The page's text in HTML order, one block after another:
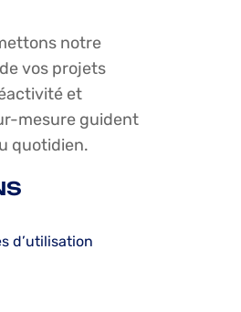
notre
vos projets
et
mesure guident
quotidien.
d’utilisation